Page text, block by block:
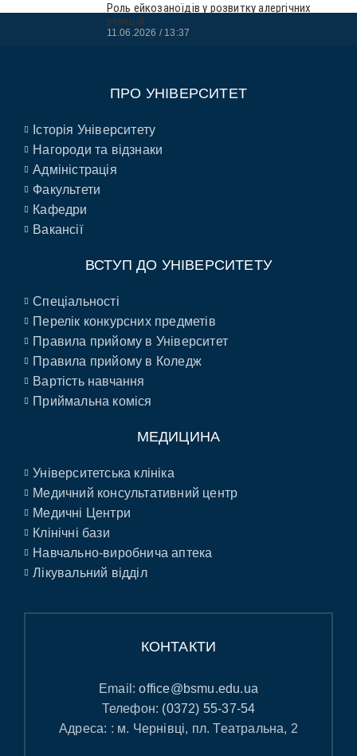
Роль ейкозаноїдів у розвитку алергічних
реакцій
11.06.2026 13:37
ПРО УНІВЕРСИТЕТ
Історія Університету
Нагороди та відзнаки
Адміністрація
Факультети
Кафедри
Вакансії
ВСТУП ДО УНІВЕРСИТЕТУ
Спеціальності
Перелік конкурсних предметів
Правила прийому в Університет
Правила прийому в Коледж
Вартість навчання
Приймальна коміся
МЕДИЦИНА
Університетська клініка
Медичний консультативний центр
Медичні Центри
Клінічні бази
Навчально-виробнича аптека
Лікувальний відділ
КОНТАКТИ
Email:office@bsmu.edu.ua
Телефон: (0372) 55-37-54
Адреса: : м. Чернівці, пл. Театральна, 2